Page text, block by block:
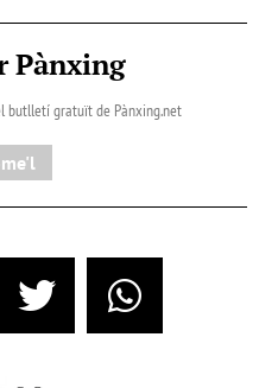
Pànxing
butlletí gratuït de Pànxing.net​